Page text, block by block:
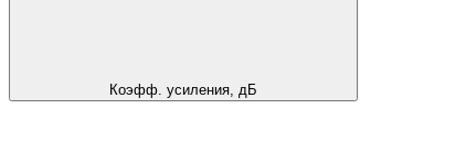
Коэфф. усиления, дБ